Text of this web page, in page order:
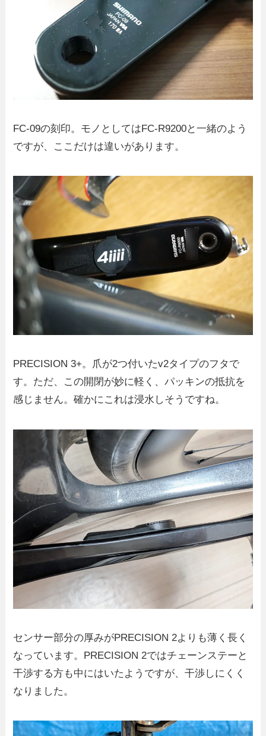
FC-09の刻印。モノとしてはFC-R9200と一緒のよう
ですが、ここだけは違いがあります。
PRECISION 3+。爪が2つ付いたv2タイプのフタで
す。ただ、この開閉が妙に軽く、パッキンの抵抗を
感じません。確かにこれは浸水しそうですね。
センサー部分の厚みがPRECISION 2よりも薄く長く
なっています。PRECISION 2ではチェーンステーと
干渉する方も中にはいたようですが、干渉しにくく
なりました。